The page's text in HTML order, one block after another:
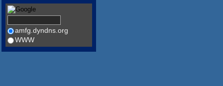
amfg.dyndns.org
WWW